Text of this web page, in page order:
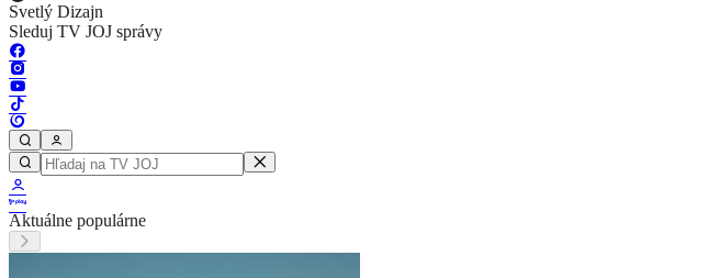
Svetlý Dizajn
Sleduj TV JOJ správy
Aktuálne populárne